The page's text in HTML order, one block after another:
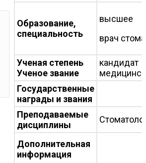
Образование,
специальность
высшее
врач
Ученая степень
Ученое звание
кандидат
Государственные
награды и звания
Преподаваемые
дисциплины
Дополнительная
информация